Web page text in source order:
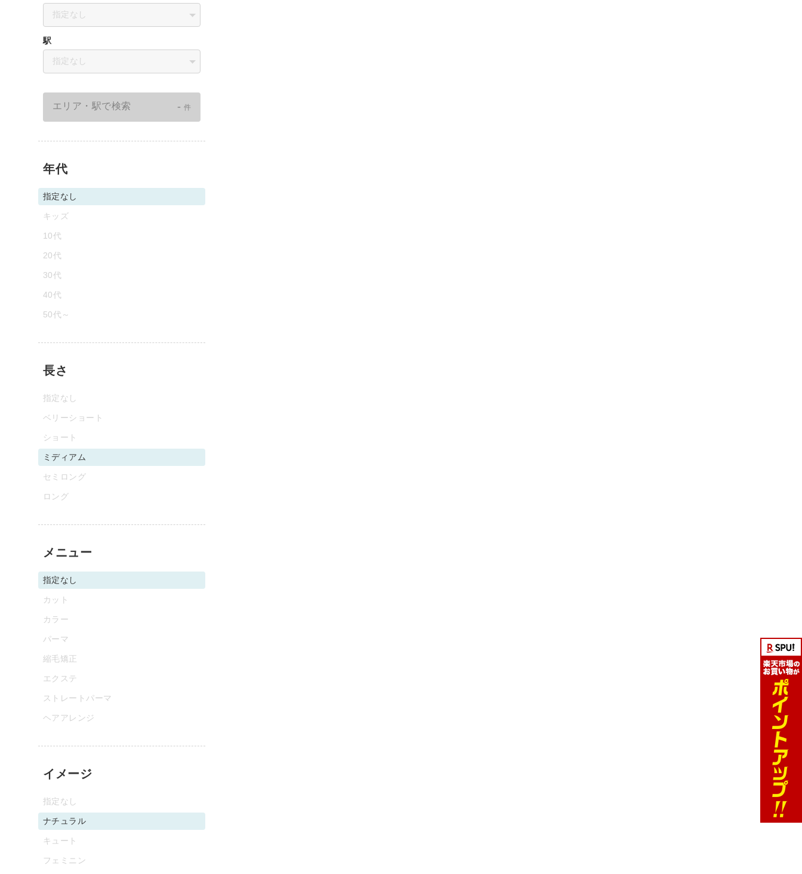
指定なし
駅
指定なし
エリア・駅で検索 - 件
年代
指定なし
キッズ
10代
20代
30代
40代
50代～
長さ
指定なし
ベリーショート
ショート
ミディアム
セミロング
ロング
メニュー
指定なし
カット
カラー
パーマ
縮毛矯正
エクステ
ストレートパーマ
ヘアアレンジ
イメージ
指定なし
ナチュラル
キュート
フェミニン